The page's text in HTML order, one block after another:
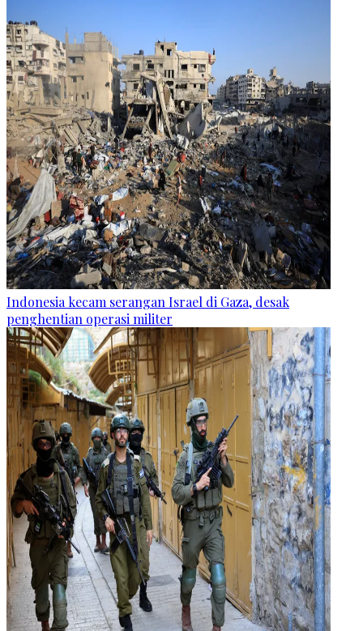
Indonesia kecam serangan Israel di Gaza, desak
penghentian operasi militer